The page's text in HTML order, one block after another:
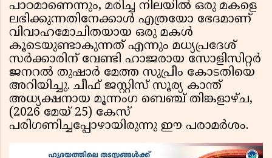
പാഠമാണെന്നും, മരിച്ച നിലയിൽ ഒരു മകളെ
ലഭിക്കുന്നതിനേക്കാൾ എത്രയോ ഭേദമാണ്
വിവാഹമോചിതയായ ഒരു മകൾ
കൂടെയുണ്ടാകുന്നത് എന്നും മധ്യപ്രദേശ്
സർക്കാരിന് വേണ്ടി ഹാജരായ സോളിസിറ്റർ
ജനറൽ തുഷാർ മേത്ത സുപ്രീം കോടതിയെ
അറിയിച്ചു. ചീഫ് ജസ്റ്റിസ് സൂര്യ കാന്ത്
അധ്യക്ഷനായ മൂന്നംഗ ബെഞ്ച് തിങ്കളാഴ്ച,
(2026 മേയ് 25) കേസ്
പരിഗണിച്ചപ്പോഴായിരുന്നു ഈ പരാമർശം.